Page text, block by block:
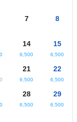
7 8
14
6,500
15
6,500
21
6,500
22
6,500
28
6,500
29
6,500